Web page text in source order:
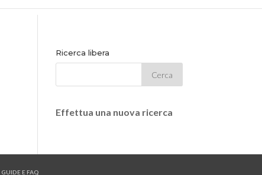
Ricerca libera
Effettua una nuova ricerca
GUIDE E FAQ